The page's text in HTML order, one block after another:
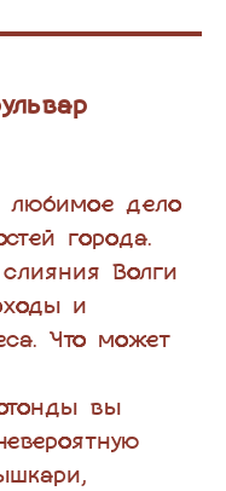
любимое дело
города.
Волги
и
Что может
вы